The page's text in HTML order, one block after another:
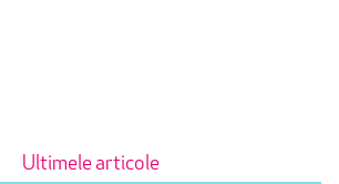
Ultimele articole